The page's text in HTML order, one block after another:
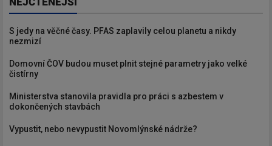
S jedy na věčné časy. PFAS zaplavily celou planetu a nikdy
nezmizí
Domovní ČOV budou muset plnit stejné parametry jako velké
čistírny
Ministerstva stanovila pravidla pro práci s azbestem v
dokončených stavbách
Vypustit, nebo nevypustit Novomlýnské nádrže?